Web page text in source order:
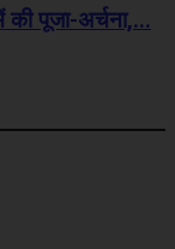
की पूजा-अर्चना,...